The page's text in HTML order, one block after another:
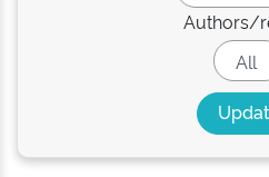
Authors/